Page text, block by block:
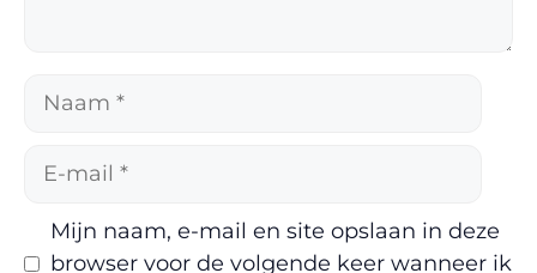
Naam
Mijn naam, e-mail en site opslaan in deze
browser voor de volgende keer wanneer ik